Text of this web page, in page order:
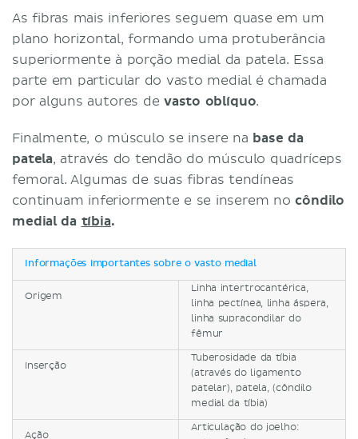
As fibras mais inferiores seguem quase em um
plano horizontal, formando uma protuberância
superiormente à porção medial da patela. Essa
parte em particular do vasto medial é chamada
por alguns autores de vasto oblíquo.
Finalmente, o músculo se insere na base da
patela, através do tendão do músculo quadríceps
femoral. Algumas de suas fibras tendíneas
continuam inferiormente e se inserem nocôndilo
medial da tíbia.
Informações importantes sobre o vasto medial
Origem
Linha intertrocantérica,
linha pectínea, linha áspera,
linha supracondilar do
fêmur
Inserção
Tuberosidade da tíbia
(através do ligamento
patelar), patela, (côndilo
medial da tíbia)
Ação
Articulação do joelho: